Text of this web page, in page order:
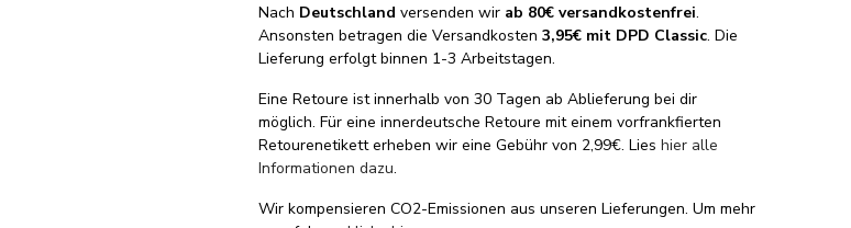
Nach Deutschland versenden wir ab 80€ versandkostenfrei.
Ansonsten betragen die Versandkosten3,95€ mit DPD Classic. Die
Lieferung erfolgt binnen 1-3 Arbeitstagen.
Eine Retoure ist innerhalb von 30 Tagen ab Ablieferung bei dir
möglich. Für eine innerdeutsche Retoure mit einem vorfrankfierten
Retourenetikett erheben wir eine Gebühr von 2,99€. Lieshier alle
Informationen dazu.
Wir kompensieren CO2-Emissionen aus unseren Lieferungen. Um mehr